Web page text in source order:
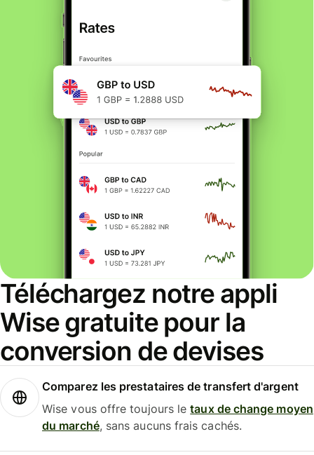
Téléchargez notre appli
Wise gratuite pour la
conversion de devises
Comparez les prestataires de transfert d'argent
Wise vous offre toujours letaux de change moyen
du marché, sans aucuns frais cachés.